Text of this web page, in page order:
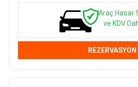
Araç Hasar
ve KDV
REZERVASYON